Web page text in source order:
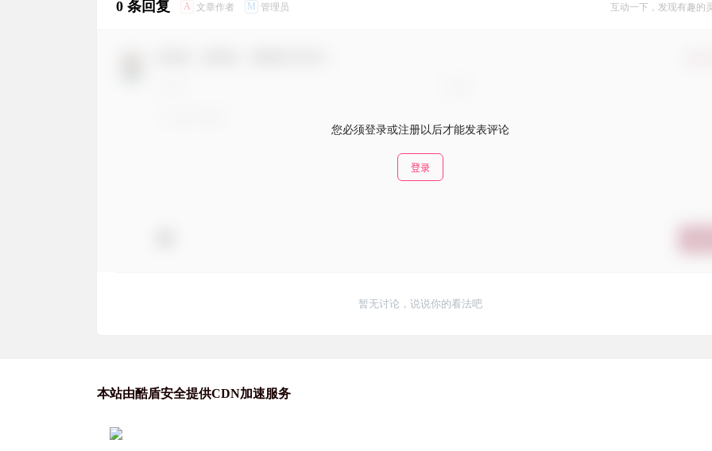
0 条回复 A 文章作者 M 管理员 互动一下，发现有趣的
您必须登录或注册以后才能发表评论
登录
暂无讨论，说说你的看法吧
本站由酷盾安全提供CDN加速服务